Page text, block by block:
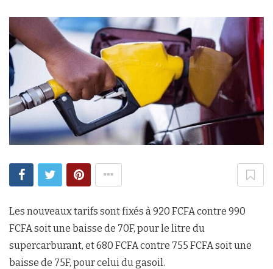
Les nouveaux tarifs sont fixés à 920 FCFA contre 990
FCFA soit une baisse de 70F, pour le litre du
supercarburant, et 680 FCFA contre 755 FCFA soit une
baisse de 75F, pour celui du gasoil.